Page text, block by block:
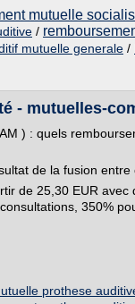
mutuelle
/
mutuelle generale /
- mutuelles-
) : quels
de la fusion
de 25,30 EUR
350%
prothese